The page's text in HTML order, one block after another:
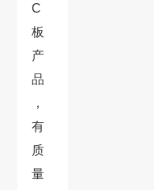
C
板
产
品
，
有
质
量